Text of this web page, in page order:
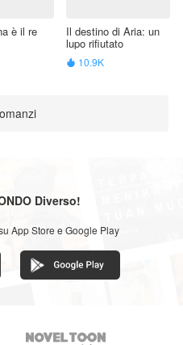
è il re Il destino di Aria: un
lupo rifiutato
 10.9K
Diverso!
App Store e Google Play
